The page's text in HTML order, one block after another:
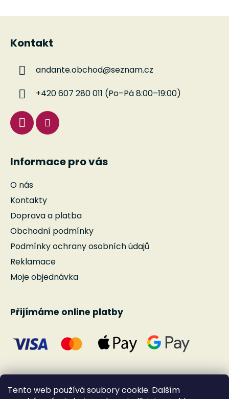
Tento web používá soubory cookie. Dalším
Kontakt
andante.obchod@seznam.cz
+420 607 280 011 (Po–Pá 8:00–19:00)
Informace pro vás
O nás
Kontakty
Doprava a platba
Obchodní podmínky
Podmínky ochrany osobních údajů
Reklamace
Moje objednávka
Přijímáme online platby